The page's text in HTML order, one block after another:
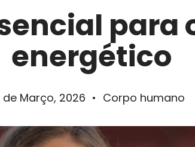
energético
de Março, 2026 • Corpo humano